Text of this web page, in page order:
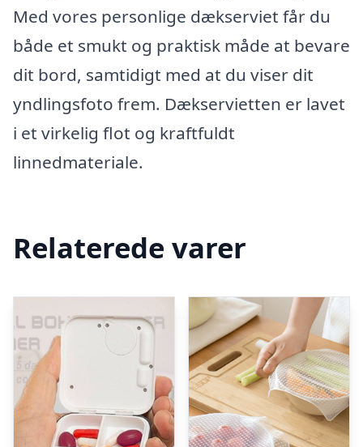
Med vores personlige dækserviet får du
både et smukt og praktisk måde at bevare
dit bord, samtidigt med at du viser dit
yndlingsfoto frem. Dækservietten er lavet
i et virkelig flot og kraftfuldt
linnedmateriale.
Relaterede varer